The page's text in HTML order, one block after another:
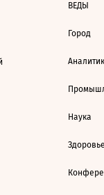
ВЕДЫ
Город
Наука
Здоровье